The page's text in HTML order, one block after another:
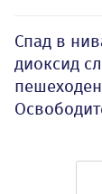
Спад в
диоксид